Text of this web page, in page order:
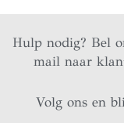
Hulp nodig? Bel
mail naar
Volg ons en